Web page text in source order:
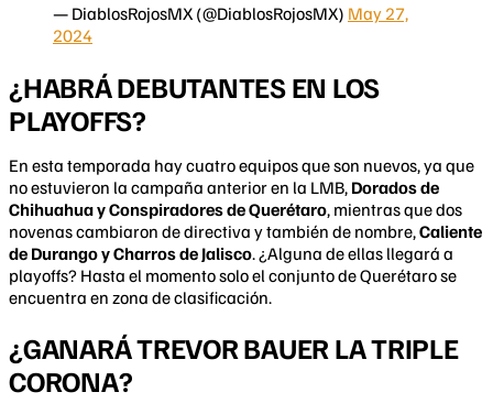
— DiablosRojosMX (@DiablosRojosMX) May 27,
2024
¿HABRÁ DEBUTANTES EN LOS
PLAYOFFS?
En esta temporada hay cuatro equipos que son nuevos, ya que
no estuvieron la campaña anterior en la LMB, Dorados de
Chihuahua y Conspiradores de Querétaro, mientras que dos
novenas cambiaron de directiva y también de nombre,Caliente
de Durango y Charros de Jalisco. ¿Alguna de ellas llegará a
playoffs? Hasta el momento solo el conjunto de Querétaro se
encuentra en zona de clasificación.
¿GANARÁ TREVOR BAUER LA TRIPLE
CORONA?